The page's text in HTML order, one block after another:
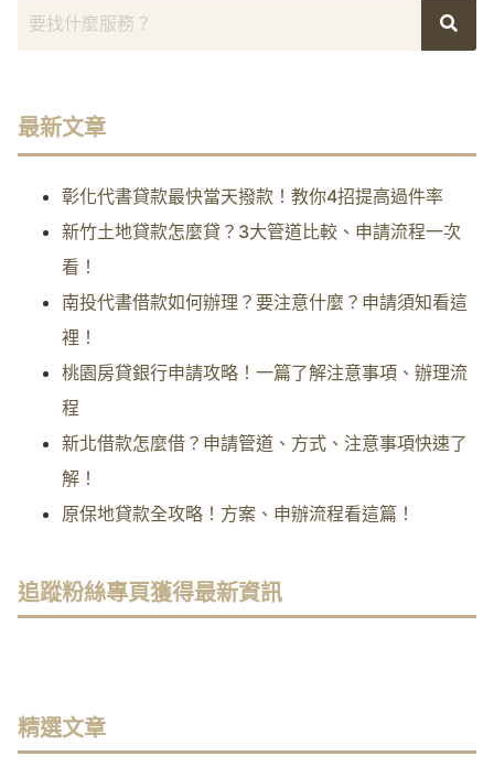
最新文章
彰化代書貸款最快當天撥款！教你4招提高過件率
新竹土地貸款怎麼貸？3大管道比較、申請流程一次
看！
南投代書借款如何辦理？要注意什麼？申請須知看這
裡！
桃園房貸銀行申請攻略！一篇了解注意事項、辦理流
程
新北借款怎麼借？申請管道、方式、注意事項快速了
解！
原保地貸款全攻略！方案、申辦流程看這篇！
追蹤粉絲專頁獲得最新資訊
精選文章